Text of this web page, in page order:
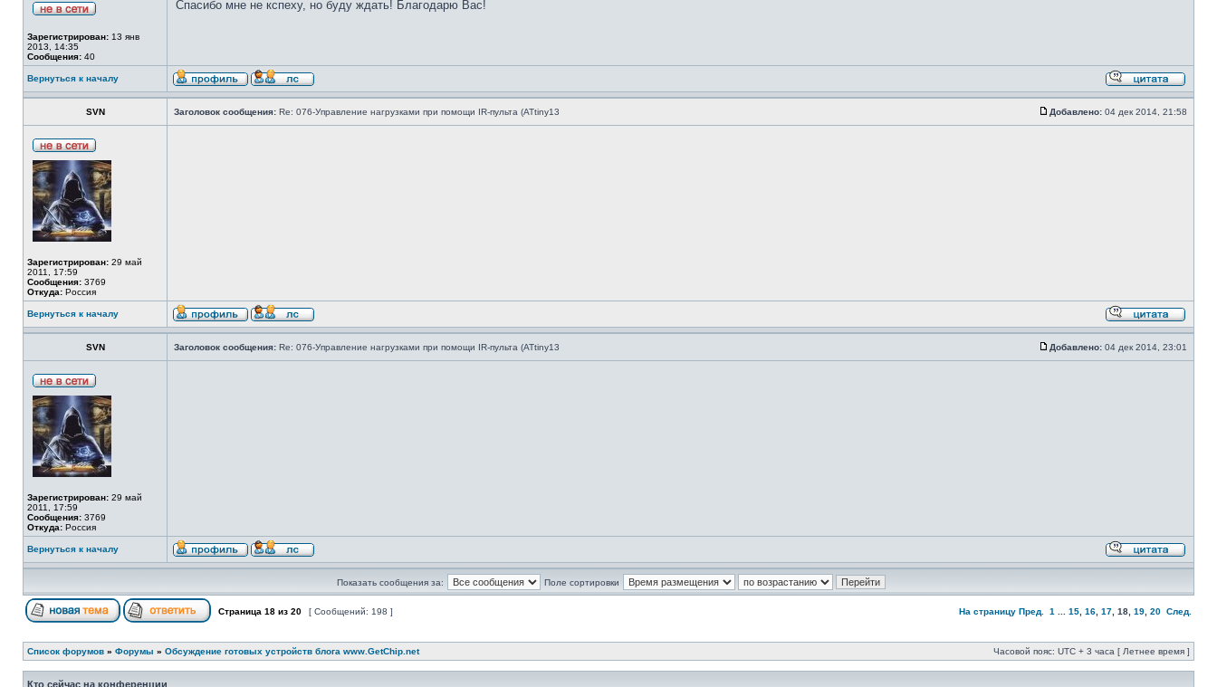
Зарегистрирован: 13 янв
2013, 14:35
Сообщения: 40
Спасибо мне не кспеху, но буду ждать! Благодарю Вас!
Вернуться к началу
SVN Заголовок сообщения: Re: 076-Управление нагрузками при помощи IR-пульта (ATtiny13 Добавлено: 04 дек 2014, 21:58
Зарегистрирован: 29 май
2011, 17:59
Сообщения: 3769
Откуда: Россия
Вернуться к началу
SVN Заголовок сообщения: Re: 076-Управление нагрузками при помощи IR-пульта (ATtiny13 Добавлено: 04 дек 2014, 23:01
Зарегистрирован: 29 май
2011, 17:59
Сообщения: 3769
Откуда: Россия
Вернуться к началу
Показать сообщения за: Поле сортировки
Страница 18 из 20 [ Сообщений: 198 ] На страницу Пред. 1 15 16 17 18 19 20 След.
Список форумов » Форумы » Обсуждение готовых устройств блога www.GetChip.net Часовой пояс: UTC + 3 часа [ Летнее время ]
Кто сейчас на конференции